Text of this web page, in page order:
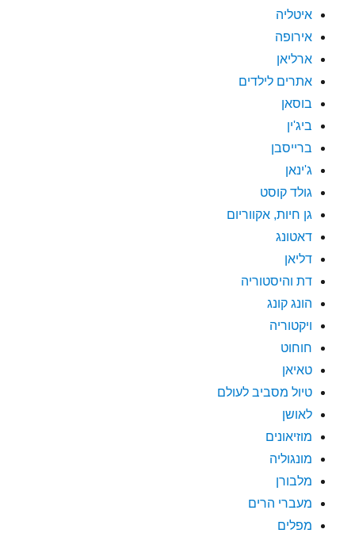
איטליה
אירופה
ארליאן
אתרים לילדים
בוסאן
ביג'ין
ברייסבן
ג'ינאן
גולד קוסט
גן חיות, אקווריום
דאטונג
דליאן
דת והיסטוריה
הונג קונג
ויקטוריה
חוחוט
טאיאן
טיול מסביב לעולם
לאושן
מוזיאונים
מונגוליה
מלבורן
מעברי הרים
מפלים